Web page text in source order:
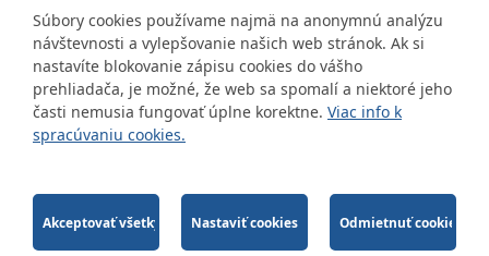
Súbory cookies používame najmä na anonymnú analýzu
návštevnosti a vylepšovanie našich web stránok. Ak si
nastavíte blokovanie zápisu cookies do vášho
prehliadača, je možné, že web sa spomalí a niektoré jeho
časti nemusia fungovať úplne korektne. Viac info k
spracúvaniu cookies.
a.s., Mlynské nivy 1, 829 90
Bratislava 25
Číslo účtu v tvare IBAN:
SK31 0200 0000 0000 1012
8032, BIC kód: SUBASKBX
2014-2026 © MÚ Bratislava-Dúbravka
Tvorba web stránok
a redakčný systém
od
firmyAlejTech, spol. s r.o.